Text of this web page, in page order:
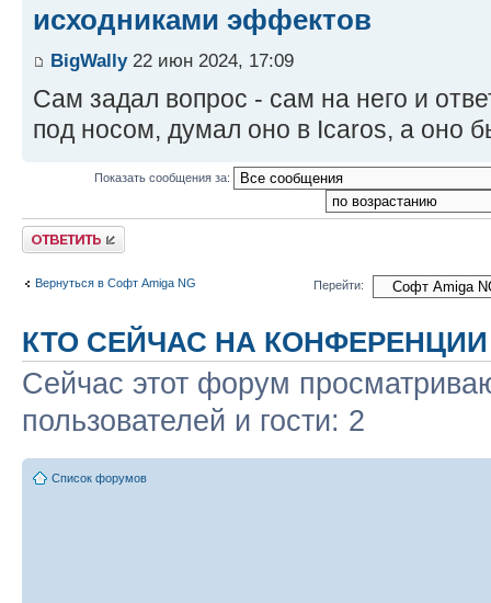
исходниками эффектов
BigWally22 июн 2024, 17:09
Сам задал вопрос - сам на него и
под носом, думал оно в Icaros, а оно
Показать сообщения за:
Ответить
Вернуться в Софт Amiga NG Перейти:
КТО СЕЙЧАС НА КОНФЕРЕНЦИИ
Сейчас этот форум
пользователей и гости: 2
Список форумов